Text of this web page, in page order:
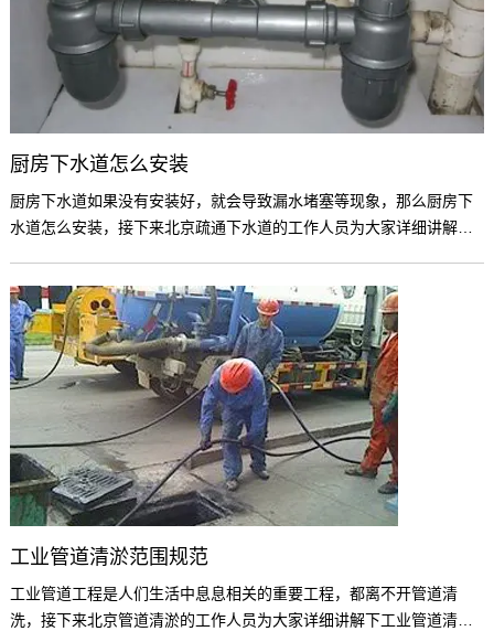
厨房下水道怎么安装
厨房下水道如果没有安装好，就会导致漏水堵塞等现象，那么厨房下
水道怎么安装，接下来北京疏通下水道的工作人员为大家详细讲解
工业管道清淤范围规范
工业管道工程是人们生活中息息相关的重要工程，都离不开管道清
洗，接下来北京管道清淤的工作人员为大家详细讲解下工业管道清淤